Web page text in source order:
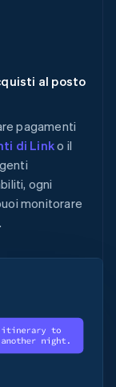
al posto
pagamenti
di Linko il
ogni
monitorare